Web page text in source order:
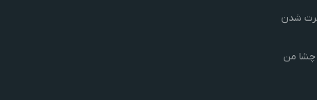
شدن
چشا من